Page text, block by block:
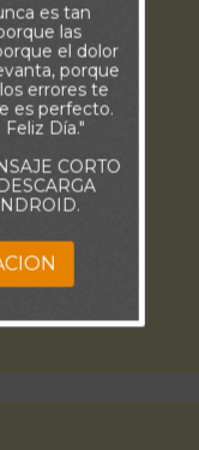
es tan
las
el dolor
porque
errores te
es perfecto.
Día."
CORTO